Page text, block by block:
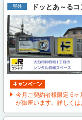
屋外 ドッとあ～る
今月ご契約者様限定 6ヶ
が御座います。詳しく